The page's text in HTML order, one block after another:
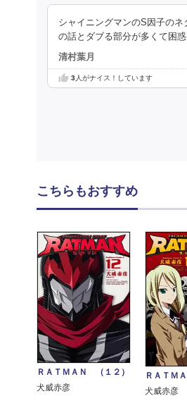
シャイニングマンのS因子の
の話とダブる部分が多くて困
清村葉月
3人がナイス！しています
こちらもおすすめ
ＲＡＴＭＡＮ （１２）
犬威赤彦
ＲＡＴＭ
犬威赤彦